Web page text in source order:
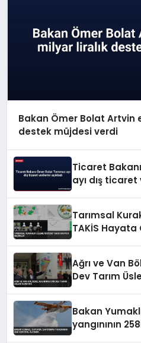
Bakan Ömer Bolat Artvin
destek müjdesi verdi
Ticaret
ayı dış ticaret
Tarımsal
TAKİS Hayata
Ağrı ve Van
Dev Tarım
Bakan
yangınının